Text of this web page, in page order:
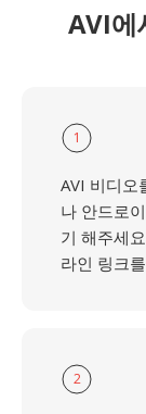
AVI에
1
AVI 비디오
나 안드로
기 해주세
라인 링크
2